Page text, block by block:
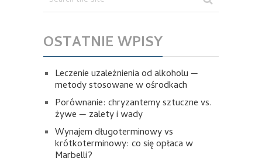
OSTATNIE WPISY
Leczenie uzależnienia od alkoholu —
metody stosowane w ośrodkach
Porównanie: chryzantemy sztuczne vs.
żywe — zalety i wady
Wynajem długoterminowy vs
krótkoterminowy: co się opłaca w
Marbelli?